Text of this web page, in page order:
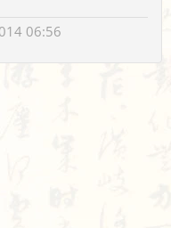
06:56